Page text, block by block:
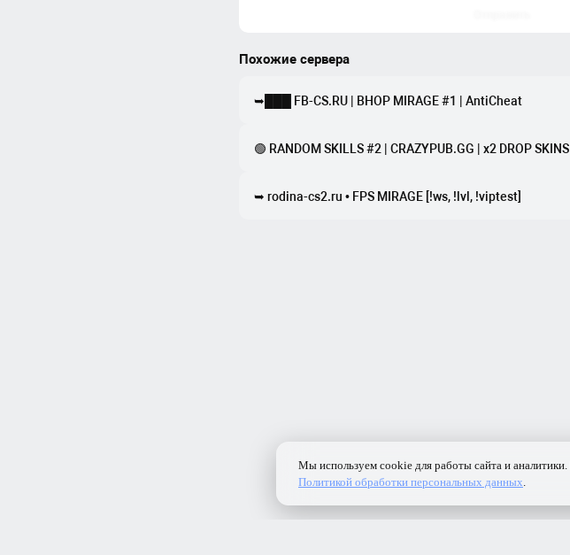
Похожие сервера
➥███ FB-CS.RU | BHOP MIRAGE #1 | AntiCheat
🟢 RANDOM SKILLS #2 | CRAZYPUB.GG | x2 DROP SKINS
➥ rodina-cs2.ru • FPS MIRAGE [!ws, !lvl, !viptest]